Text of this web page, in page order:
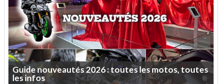
Guidenouveautés2026:touteslesmotos,toutes
lesinfos